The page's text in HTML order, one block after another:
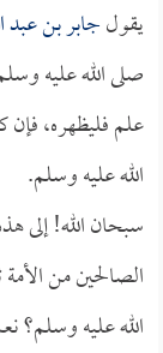
يقولجابر بن عبد
صلى الله عليه
علم فليظهره، فإن
الله عليه وسلم.
سبحان الله! إلى
الصالحين من
الله عليه وسلم؟